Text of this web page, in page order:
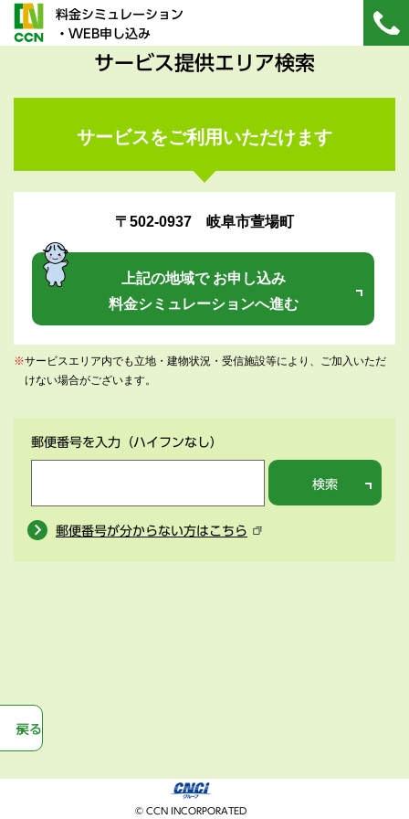
料金シミュレーション
・WEB申し込み
サービス提供エリア検索
サービスをご利用いただけます
〒502-0937 岐阜市萱場町
上記の地域で お申し込み
料金シミュレーションへ進む
※サービスエリア内でも立地・建物状況・受信施設等により、ご加入いただ
けない場合がございます。
郵便番号を入力 （ハイフンなし）
検索
郵便番号が分からない方はこちら
戻る
© CCN INCORPORATED